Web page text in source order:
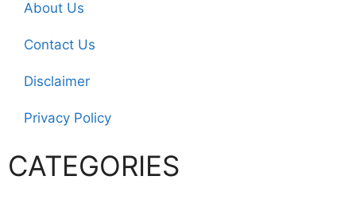
About Us
Contact Us
Disclaimer
Privacy Policy
CATEGORIES